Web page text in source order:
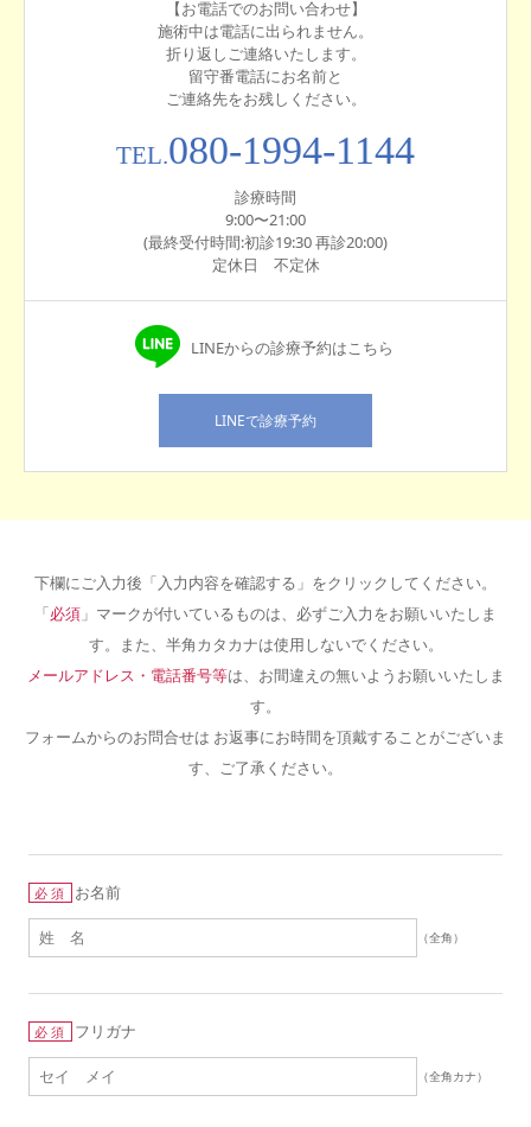
【お電話でのお問い合わせ】
施術中は電話に出られません。
折り返しご連絡いたします。
留守番電話にお名前と
ご連絡先をお残しください。
TEL.080-1994-1144
診療時間
9:00〜21:00
(最終受付時間:初診19:30 再診20:00)
定休日 不定休
LINEからの診療予約はこちら
LINEで診療予約
下欄にご入力後「入力内容を確認する」をクリックしてください。
「必須 」マークが付いているものは、必ずご入力をお願いいたしま
す。また、半角カタカナは使用しないでください。
メールアドレス・電話番号等は、お間違えの無いようお願いいたしま
す。
フォームからのお問合せは お返事にお時間を頂戴することがございま
す、ご了承ください。
必須 お名前
（全角）
必須 フリガナ
（全角カナ）